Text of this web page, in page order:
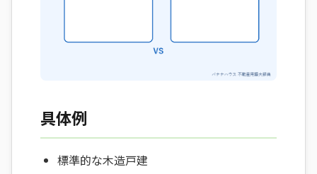
具体例
標準的な木造戸建